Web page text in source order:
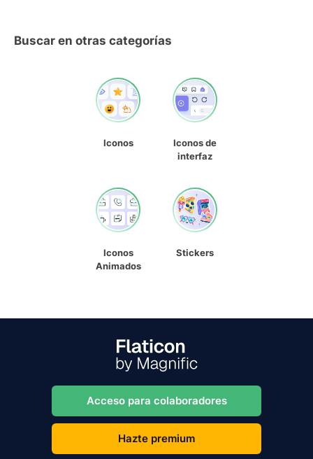
Buscar en otras categorías
Iconos
Iconos de
interfaz
Iconos
Animados
Stickers
Acceso para colaboradores
Hazte premium